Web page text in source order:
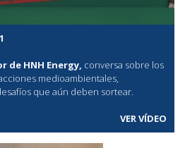
de HNH Energy, conversa sobre los
medioambientales,
que aún deben sortear.
VER VÍDEO